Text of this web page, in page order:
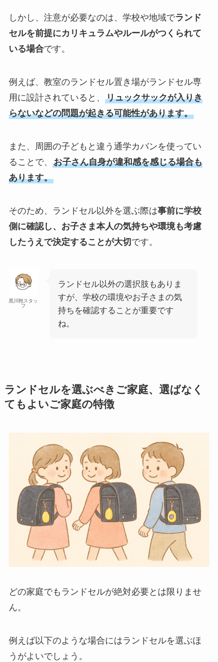
しかし、注意が必要なのは、学校や地域でランド
セルを前提にカリキュラムやルールがつくられて
いる場合です。
例えば、教室のランドセル置き場がランドセル専
用に設計されていると、 リュックサックが入りき
らないなどの問題が起きる可能性があります。
また、周囲の子どもと違う通学カバンを使ってい
ることで、 お子さん自身が違和感を感じる場合も
あります。
そのため、ランドセル以外を選ぶ際は事前に学校
側に確認し、お子さま本人の気持ちや環境も考慮
したうえで決定することが大切です。
黒川鞄スタッ
フ
ランドセル以外の選択肢もありま
すが、学校の環境やお子さまの気
持ちを確認することが重要です
ね。
ランドセルを選ぶべきご家庭、選ばなく
てもよいご家庭の特徴
どの家庭でもランドセルが絶対必要とは限りませ
ん。
例えば以下のような場合にはランドセルを選ぶほ
うがよいでしょう。